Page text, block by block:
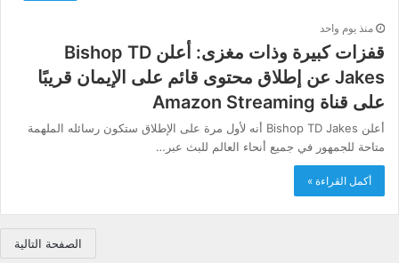
منذ يوم واحد
قفزات كبيرة وذات مغزى: أعلن Bishop TD
Jakes عن إطلاق محتوى قائم على الإيمان قريبًا
على قناة Amazon Streaming
أعلن Bishop TD Jakes أنه لأول مرة على الإطلاق ستكون رسائله الملهمة
متاحة للجمهور في جميع أنحاء العالم للبث عبر…
أكمل القراءة »
الصفحة التالية